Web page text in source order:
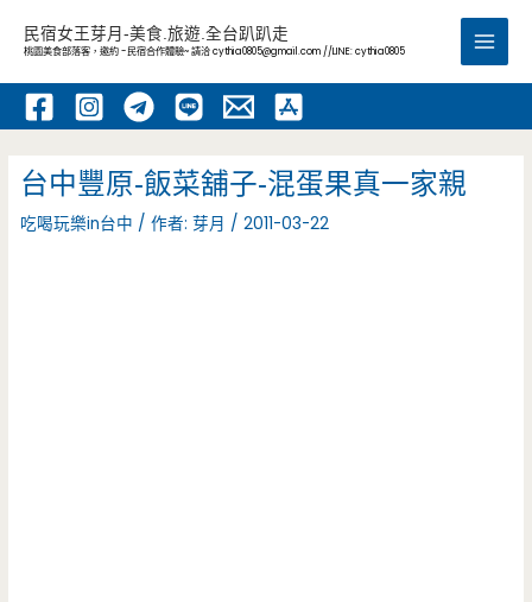
內
民宿女王芽月-美食.旅遊.全台趴趴走
桃園美食部落客，邀約 -民宿合作體驗~ 請洽cythia0805@gmail.com //LINE: cythia0805
Main
台中豐原-飯菜舖子-混蛋果真一家親
吃喝玩樂in台中 / 作者:芽月 /2011-03-22